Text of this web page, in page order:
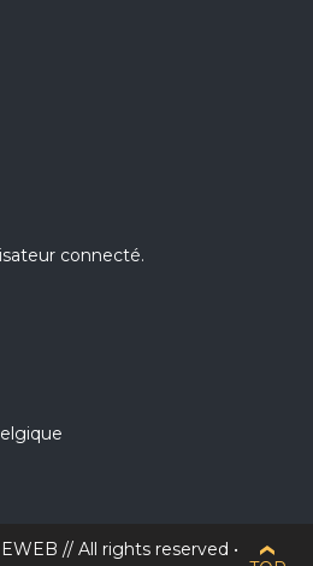
connecté.
// All rights reserved •